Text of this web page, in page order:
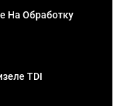
На Обработку
TDI